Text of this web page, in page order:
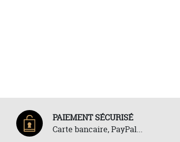
PAIEMENT SÉCURISÉ
Carte bancaire, PayPal...